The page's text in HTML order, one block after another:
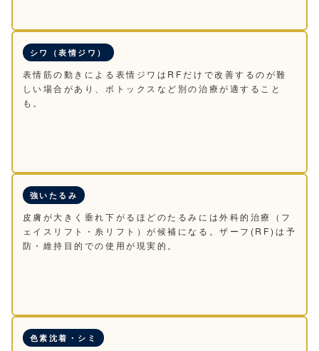
シワ（表情ジワ）
表情筋の動きによる表情ジワはRFだけで改善するのが難
しい場合があり、ボトックスなど別の治療が適すること
も。
強いたるみ
皮膚が大きく垂れ下がるほどのたるみには外科的治療（フ
ェイスリフト・糸リフト）が候補になる。ザーフ(RF)は予
防・維持目的での使用が現実的。
色素沈着・シミ